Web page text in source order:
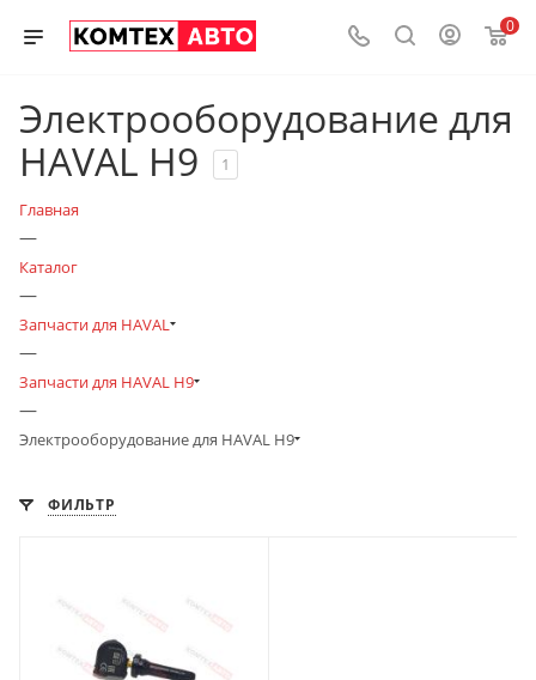
0
Электрооборудование для
HAVAL H9
1
Главная
—
Каталог
—
Запчасти для HAVAL
—
Запчасти для HAVAL H9
—
Электрооборудование для HAVAL H9
ФИЛЬТР